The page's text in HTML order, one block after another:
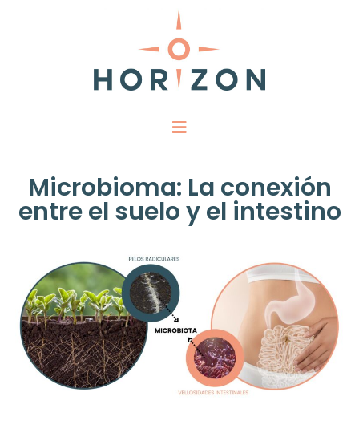
Microbioma: La conexión
entre el suelo y el intestino